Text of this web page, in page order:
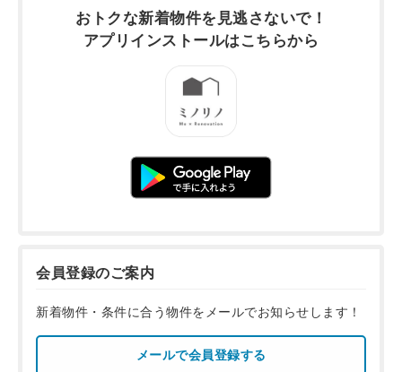
おトクな新着物件を 見逃さないで！
アプリインストールはこちらから
会員登録のご案内
新着物件・条件に合う物件をメールでお知らせします！
メールで会員登録する